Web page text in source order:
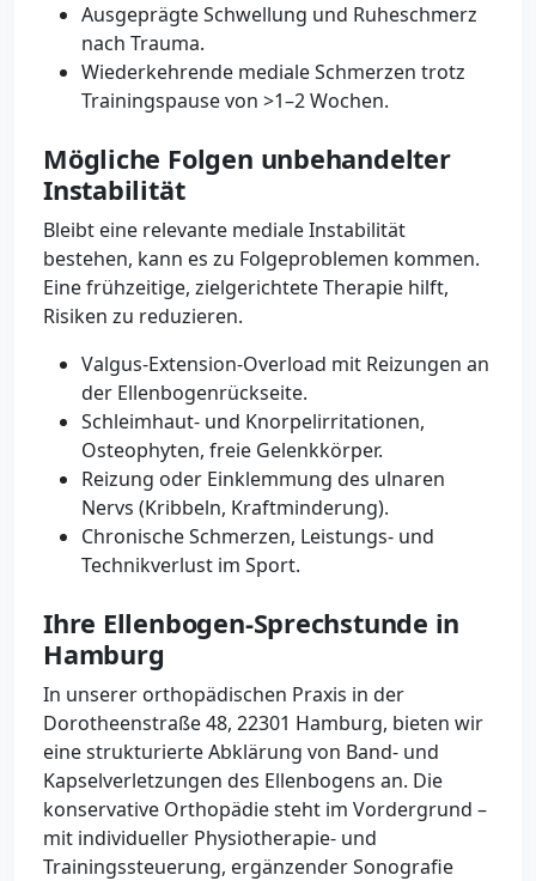
Ausgeprägte Schwellung und Ruheschmerz
nach Trauma.
Wiederkehrende mediale Schmerzen trotz
Trainingspause von >1–2 Wochen.
Mögliche Folgen unbehandelter
Instabilität
Bleibt eine relevante mediale Instabilität
bestehen, kann es zu Folgeproblemen kommen.
Eine frühzeitige, zielgerichtete Therapie hilft,
Risiken zu reduzieren.
Valgus-Extension-Overload mit Reizungen an
der Ellenbogenrückseite.
Schleimhaut- und Knorpelirritationen,
Osteophyten, freie Gelenkkörper.
Reizung oder Einklemmung des ulnaren
Nervs (Kribbeln, Kraftminderung).
Chronische Schmerzen, Leistungs- und
Technikverlust im Sport.
Ihre Ellenbogen-Sprechstunde in
Hamburg
In unserer orthopädischen Praxis in der
Dorotheenstraße 48, 22301 Hamburg, bieten wir
eine strukturierte Abklärung von Band- und
Kapselverletzungen des Ellenbogens an. Die
konservative Orthopädie steht im Vordergrund –
mit individueller Physiotherapie- und
Trainingssteuerung, ergänzender Sonografie